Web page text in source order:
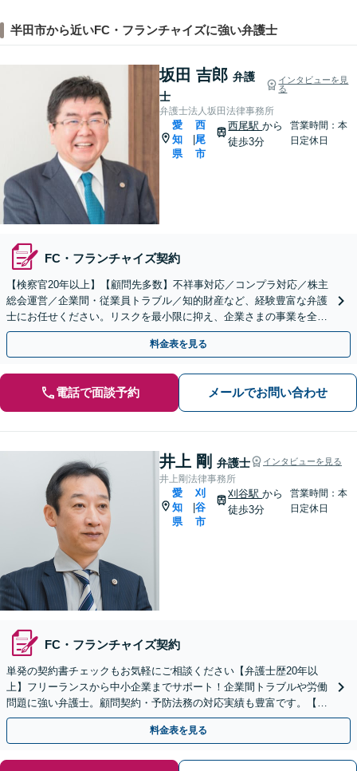
半田市から近いFC・フランチャイズに強い弁護士
坂田 吉郎 弁護
士
インタビューを見
る
弁護士法人坂田法律事務所
愛
知
県
西
尾
市
西尾駅から
徒歩3分
営業時間：本
日定休日
FC・フランチャイズ契約
【検察官20年以上】【顧問先多数】不祥事対応／コンプラ対応／株主
総会運営／企業間・従業員トラブル／知的財産など、経験豊富な弁護
士にお任せください。リスクを最小限に抑え、企業さまの事業を全力
でバックアップします「税理士、社労士、弁理士と連携」
料金表を見る
電話で面談予約 メールでお問い合わせ
井上 剛 弁護士 インタビューを見る
井上剛法律事務所
愛
知
県
刈
谷
市
刈谷駅から
徒歩3分
営業時間：本
日定休日
FC・フランチャイズ契約
単発の契約書チェックもお気軽にご相談ください【弁護士歴20年以
上】フリーランスから中小企業までサポート！企業間トラブルや労働
問題に強い弁護士。顧問契約・予防法務の対応実績も豊富です。【夜
間・休日面談可】【完全個室】
料金表を見る